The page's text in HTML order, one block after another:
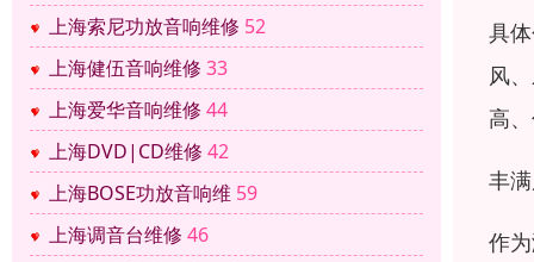
上海索尼功放音响维修 52
上海健伍音响维修 33
上海爱华音响维修 44
上海DVD|CD维修 42
上海BOSE功放音响维 59
上海调音台维修 46
具
风
高
丰
作